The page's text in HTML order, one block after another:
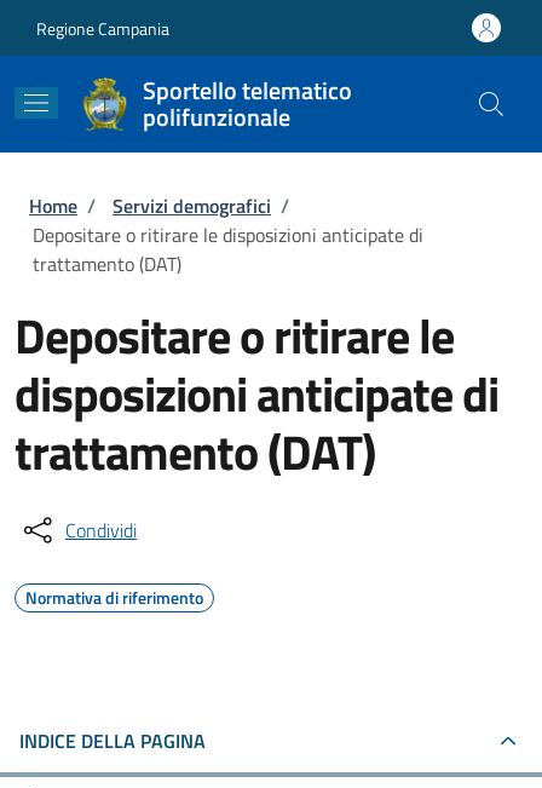
Regione Campania
Sportello telematico
polifunzionale
Briciole di pane
Home / Servizi demografici /
Depositare o ritirare le disposizioni anticipate di
trattamento (DAT)
Depositare o ritirare le
disposizioni anticipate di
trattamento (DAT)
Condividi
Normativa di riferimento
INDICE DELLA PAGINA